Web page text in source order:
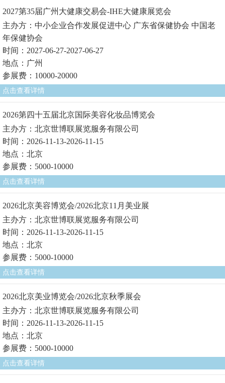
2027第35届广州大健康交易会-IHE大健康展览会
主办方：中小企业合作发展促进中心 广东省保健协会 中国老
年保健协会
时间：2027-06-27-2027-06-27
地点：广州
参展费：10000-20000
点击查看详情
2026第四十五届北京国际美容化妆品博览会
主办方：北京世博联展览服务有限公司
时间：2026-11-13-2026-11-15
地点：北京
参展费：5000-10000
点击查看详情
2026北京美容博览会/2026北京11月美业展
主办方：北京世博联展览服务有限公司
时间：2026-11-13-2026-11-15
地点：北京
参展费：5000-10000
点击查看详情
2026北京美业博览会/2026北京秋季展会
主办方：北京世博联展览服务有限公司
时间：2026-11-13-2026-11-15
地点：北京
参展费：5000-10000
点击查看详情